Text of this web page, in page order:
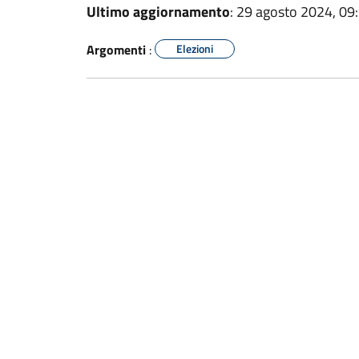
Ultimo aggiornamento: 29 agosto 2024,
Argomenti : Elezioni